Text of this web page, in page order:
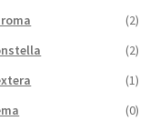
(2)
(2)
(1)
(0)